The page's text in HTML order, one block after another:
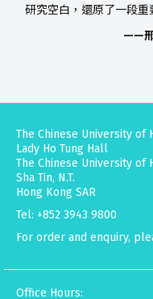
研究空白，還原了一段重
——邢
The Chinese University of
Lady Ho Tung Hall
The Chinese University of
Sha Tin, N.T.
Hong Kong SAR
Tel: +852 3943 9800
For order and enquiry,
Office Hours: